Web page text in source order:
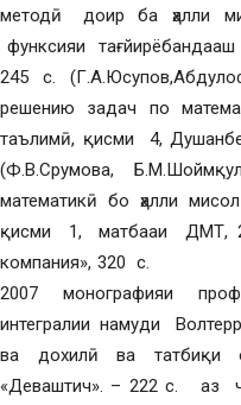
методӣ доир ба ҳалли
функсияи
245 с.
решению задач по
таълимӣ, қисми 4,
(Ф.В.Срумова,
математикӣ бо ҳалли
қисми 1, матбааи ДМТ,
компания», 320 с.
2007 монографияи
интегралии намуди
ва дохилӣ ва татбиқи
«Деваштич». – 222 с. аз